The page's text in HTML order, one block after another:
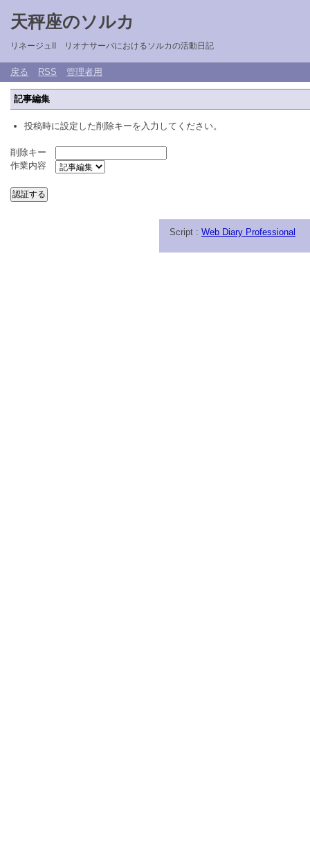
天秤座のソルカ
リネージュII リオナサーバにおけるソルカの活動日記
戻る RSS 管理者用
記事編集
投稿時に設定した削除キーを入力してください。
削除キー
作業内容
Script : Web Diary Professional